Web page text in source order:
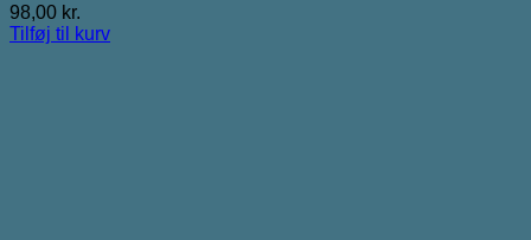
98,00 kr.
Tilføj til kurv